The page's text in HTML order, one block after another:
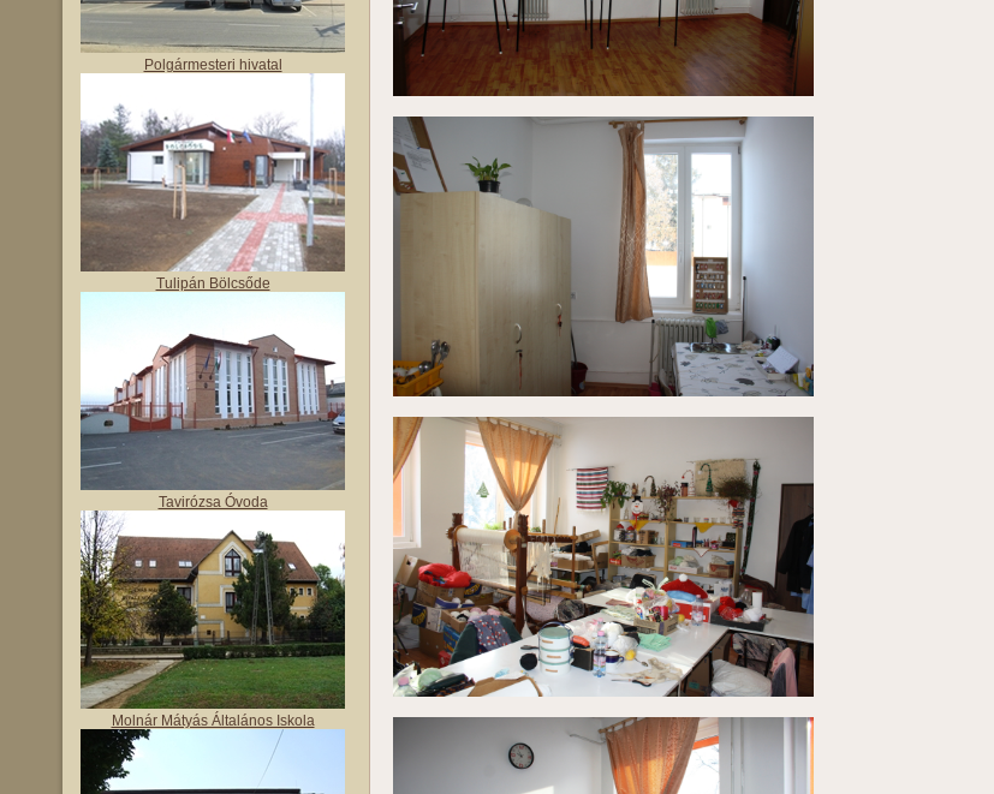
Polgármesteri hivatal
Tulipán Bölcsőde
Tavirózsa Óvoda
Molnár Mátyás Általános Iskola